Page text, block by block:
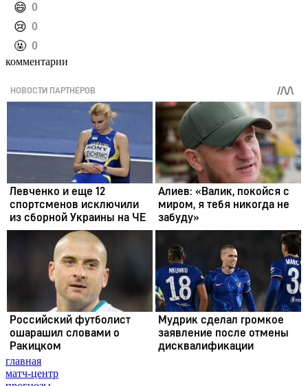
️😄 0
️😢 0
️🤬 0
комментарии
главная
матч-центр